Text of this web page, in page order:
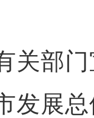
部门
发展